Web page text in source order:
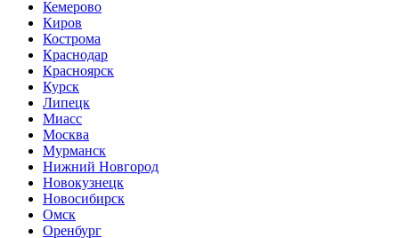
Кемерово
Киров
Кострома
Краснодар
Красноярск
Курск
Липецк
Миасс
Москва
Мурманск
Нижний Новгород
Новокузнецк
Новосибирск
Омск
Оренбург